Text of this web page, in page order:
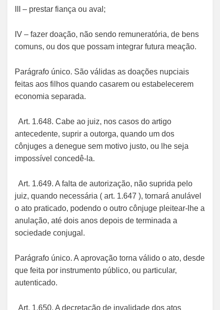
III – prestar fiança ou aval;
IV – fazer doação, não sendo remuneratória, de bens
comuns, ou dos que possam integrar futura meação.
Parágrafo único. São válidas as doações nupciais
feitas aos filhos quando casarem ou estabelecerem
economia separada.
Art. 1.648. Cabe ao juiz, nos casos do artigo
antecedente, suprir a outorga, quando um dos
cônjuges a denegue sem motivo justo, ou lhe seja
impossível concedê-la.
Art. 1.649. A falta de autorização, não suprida pelo
juiz, quando necessária ( art. 1.647 ), tornará anulável
o ato praticado, podendo o outro cônjuge pleitear-lhe a
anulação, até dois anos depois de terminada a
sociedade conjugal.
Parágrafo único. A aprovação torna válido o ato, desde
que feita por instrumento público, ou particular,
autenticado.
Art. 1.650. A decretação de invalidade dos atos